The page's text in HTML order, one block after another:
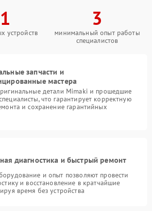
устройств
3
минимальный опыт работы
специалистов
запчасти и
мастера
детали Mimaki и прошедшие
что гарантирует корректную
и сохранение гарантийных
диагностика и быстрый ремонт
и опыт позволяют провести
и восстановление в кратчайшие
время без устройства